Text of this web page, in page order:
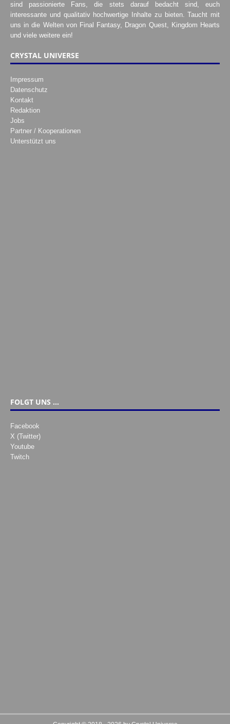
sind passionierte Fans, die stets darauf bedacht sind, euch
interessante und qualitativ hochwertige Inhalte zu bieten. Taucht mit
uns in die Welten von Final Fantasy, Dragon Quest, Kingdom Hearts
und viele weitere ein!
CRYSTAL UNIVERSE
Impressum
Datenschutz
Kontakt
Redaktion
Jobs
Partner / Kooperationen
Unterstützt uns
FOLGT UNS …
Facebook
X (Twitter)
Youtube
Twitch